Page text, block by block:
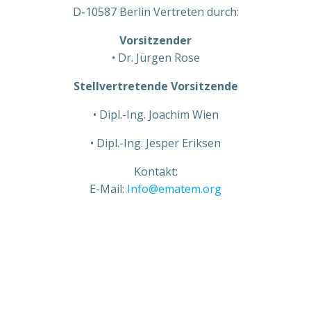
D-10587 Berlin Vertreten durch:
Vorsitzender
• Dr. Jürgen Rose
Stellvertretende Vorsitzende
• Dipl.-Ing. Joachim Wien
• Dipl.-Ing. Jesper Eriksen
Kontakt:
E-Mail: Info@ematem.org